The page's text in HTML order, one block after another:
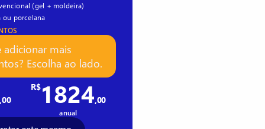
(gel + moldeira)
ou porcelana
adicionar mais
Escolha ao lado.
,00
R$1824 ,00
anual